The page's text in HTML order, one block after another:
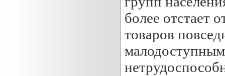
более отстает
товаров